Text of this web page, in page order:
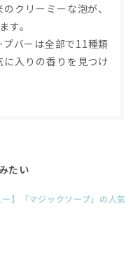
クリーミーな泡が、
す。
プバーは全部で11種類
入りの香りを見つけ
たい
ー】「マジックソープ」の人気